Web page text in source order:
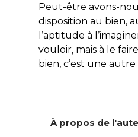
Peut-être avons-
disposition au bien,
l’aptitude à
vouloir, mais à le
bien, c’est une autre
À propos de